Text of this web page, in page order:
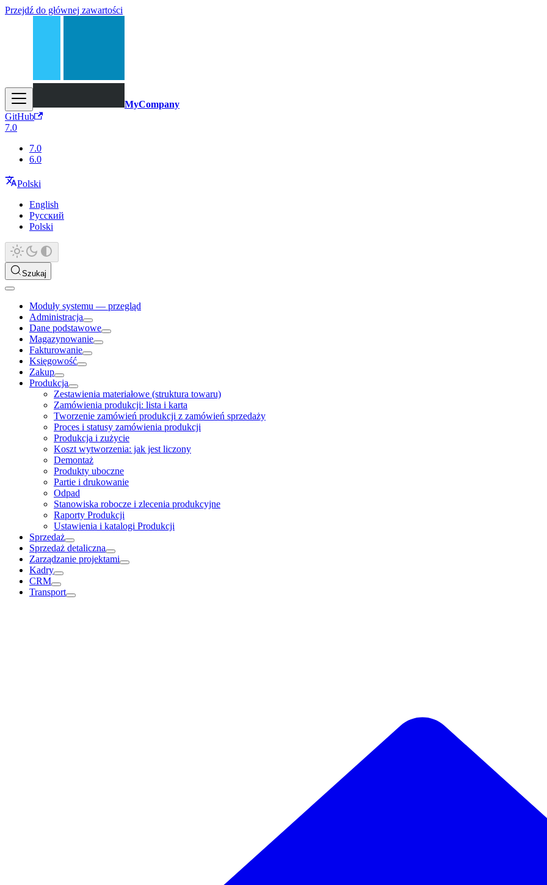
Przejdź do głównej zawartości
MyCompany
GitHub
7.0
7.0
6.0
Polski
English
Русский
Polski
Szukaj
Moduły systemu — przegląd
Administracja
Dane podstawowe
Magazynowanie
Fakturowanie
Księgowość
Zakup
Produkcja
Zestawienia materiałowe (struktura towaru)
Zamówienia produkcji: lista i karta
Tworzenie zamówień produkcji z zamówień sprzedaży
Proces i statusy zamówienia produkcji
Produkcja i zużycie
Koszt wytworzenia: jak jest liczony
Demontaż
Produkty uboczne
Partie i drukowanie
Odpad
Stanowiska robocze i zlecenia produkcyjne
Raporty Produkcji
Ustawienia i katalogi Produkcji
Sprzedaż
Sprzedaż detaliczna
Zarządzanie projektami
Kadry
CRM
Transport